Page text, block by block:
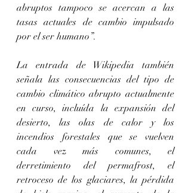
abruptos tampoco se acercan a las
tasas actuales de cambio impulsado
por el ser humano”.
La entrada de Wikipedia también
señala las consecuencias del tipo de
cambio climático abrupto actualmente
en curso, incluída la expansión del
desierto, las olas de calor y los
incendios forestales que se vuelven
cada vez más comunes, el
derretimiento del permafrost, el
retroceso de los glaciares, la pérdida